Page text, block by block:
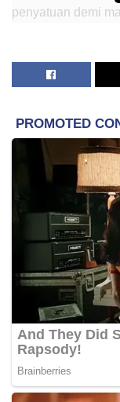
penyatuan demi
“Sebab itu UMNO
penuh gagasan
memperkukuh
kekuatan orang
media sosial.
Dalam pada itu,
perjuangan
tidak pernah lari
Ujar beliau, dalam
sebagai tonggak
kedaulatan
terus terbela dan
“Semoga ulang
kebangkitan